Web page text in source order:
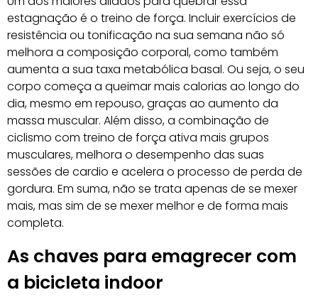
estagnação é o treino de força. Incluir exercícios de
resistência ou tonificação na sua semana não só
melhora a composição corporal, como também
aumenta a sua taxa metabólica basal. Ou seja, o seu
corpo começa a queimar mais calorias ao longo do
dia, mesmo em repouso, graças ao aumento da
massa muscular. Além disso, a combinação de
ciclismo com treino de força ativa mais grupos
musculares, melhora o desempenho das suas
sessões de cardio e acelera o processo de perda de
gordura. Em suma, não se trata apenas de se mexer
mais, mas sim de se mexer melhor e de forma mais
completa.
As chaves para emagrecer com
a bicicleta indoor